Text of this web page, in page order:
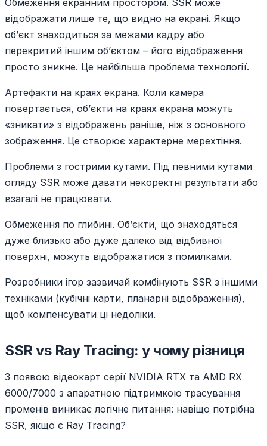
Обмеження екранним простором. SSR може
відображати лише те, що видно на екрані. Якщо
об’єкт знаходиться за межами кадру або
перекритий іншим об’єктом – його відображення
просто зникне. Це найбільша проблема технології.
Артефакти на краях екрана. Коли камера
повертається, об’єкти на краях екрана можуть
«зникати» з відображень раніше, ніж з основного
зображення. Це створює характерне мерехтіння.
Проблеми з гострими кутами. Під певними кутами
огляду SSR може давати некоректні результати або
взагалі не працювати.
Обмеження по глибині. Об’єкти, що знаходяться
дуже близько або дуже далеко від відбивної
поверхні, можуть відображатися з помилками.
Розробники ігор зазвичай комбінують SSR з іншими
техніками (кубічні карти, планарні відображення),
щоб компенсувати ці недоліки.
SSR vs Ray Tracing: у чому різниця
З появою відеокарт серії NVIDIA RTX та AMD RX
6000/7000 з апаратною підтримкою трасування
променів виникає логічне питання: навіщо потрібна
SSR, якщо є Ray Tracing?